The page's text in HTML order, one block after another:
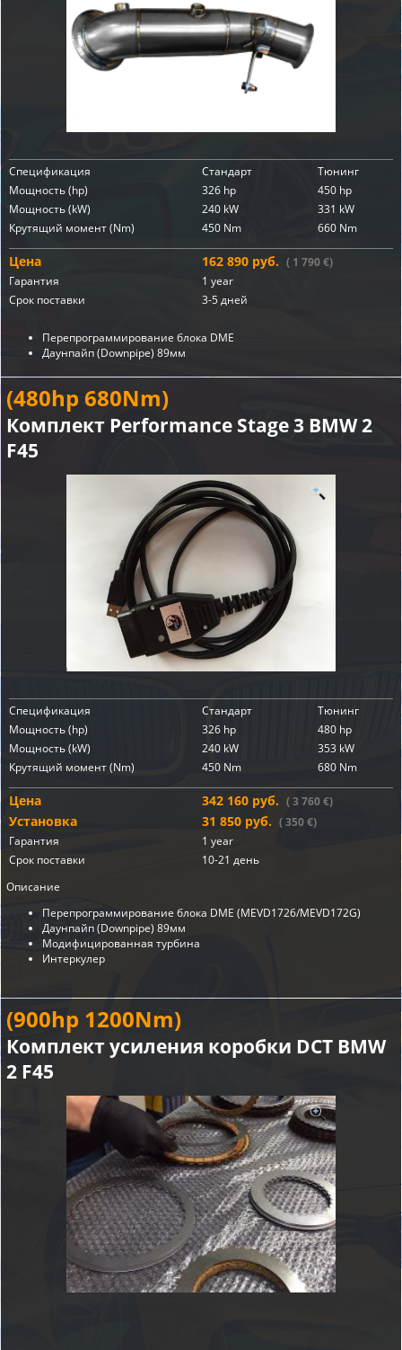
Спецификация Стандарт
Тюнинг
Мощность (hp)
326 hp
450 hp
Мощность (kW)
240 kW
331 kW
Крутящий момент (Nm)
450 Nm 660 Nm
Цена 162 890 руб. ( 1 790 €)
Гарантия
1 year
Срок поставки
3-5 дней
Перепрограммирование блока DME
Даунпайп (Downpipe) 89мм
(480hp 680Nm)
Комплект Performance Stage 3 BMW 2
F45
Спецификация Стандарт
Тюнинг
Мощность (hp)
326 hp
480 hp
Мощность (kW)
240 kW
353 kW
Крутящий момент (Nm)
450 Nm 680 Nm
Цена 342 160 руб. ( 3 760 €)
Установка 31 850 руб. ( 350 €)
Гарантия
1 year
Срок поставки
10-21 день
Описание
Перепрограммирование блока DME (MEVD1726/MEVD172G)
Даунпайп (Downpipe) 89мм
Модифицированная турбина
Интеркулер
(900hp 1200Nm)
Комплект усиления коробки DCT BMW
2 F45